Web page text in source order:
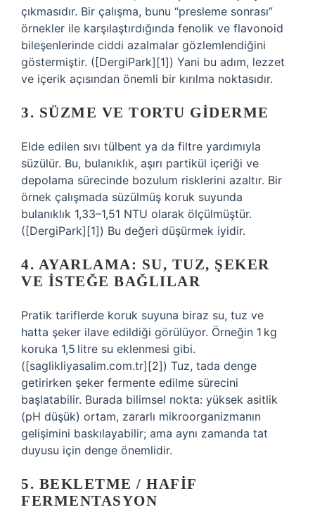
çıkmasıdır. Bir çalışma, bunu “presleme sonrası”
örnekler ile karşılaştırdığında fenolik ve flavonoid
bileşenlerinde ciddi azalmalar gözlemlendiğini
göstermiştir. ([DergiPark][1]) Yani bu adım, lezzet
ve içerik açısından önemli bir kırılma noktasıdır.
3. SÜZME VE TORTU GIDERME
Elde edilen sıvı tülbent ya da filtre yardımıyla
süzülür. Bu, bulanıklık, aşırı partikül içeriği ve
depolama sürecinde bozulum risklerini azaltır. Bir
örnek çalışmada süzülmüş koruk suyunda
bulanıklık 1,33–1,51 NTU olarak ölçülmüştür.
([DergiPark][1]) Bu değeri düşürmek iyidir.
4. AYARLAMA: SU, TUZ, ŞEKER
VE İSTEĞE BAĞLILAR
Pratik tariflerde koruk suyuna biraz su, tuz ve
hatta şeker ilave edildiği görülüyor. Örneğin 1 kg
koruka 1,5 litre su eklenmesi gibi.
([saglikliyasalim.com.tr][2]) Tuz, tada denge
getirirken şeker fermente edilme sürecini
başlatabilir. Burada bilimsel nokta: yüksek asitlik
(pH düşük) ortam, zararlı mikroorganizmanın
gelişimini baskılayabilir; ama aynı zamanda tat
duyusu için denge önemlidir.
5. BEKLETME / HAFIF
FERMENTASYON